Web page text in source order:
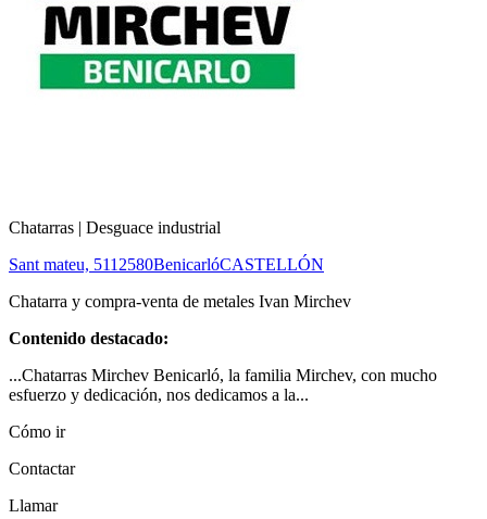
Chatarras | Desguace industrial
Sant mateu, 5112580BenicarlóCASTELLÓN
Chatarra y compra-venta de metales Ivan Mirchev
Contenido destacado:
...Chatarras Mirchev Benicarló, la familia Mirchev, con mucho
esfuerzo y dedicación, nos dedicamos a la...
Cómo ir
Contactar
Llamar